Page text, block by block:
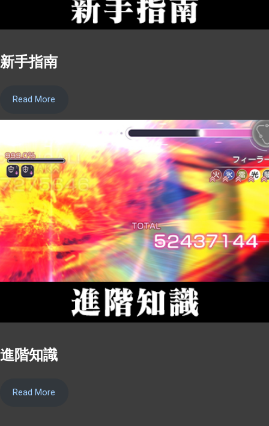
新手指南
Read More
進階知識
Read More